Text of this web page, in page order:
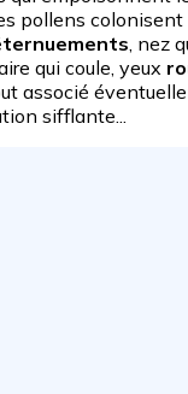
pollens
, nez
qui coule, yeux
associé
sifflante...